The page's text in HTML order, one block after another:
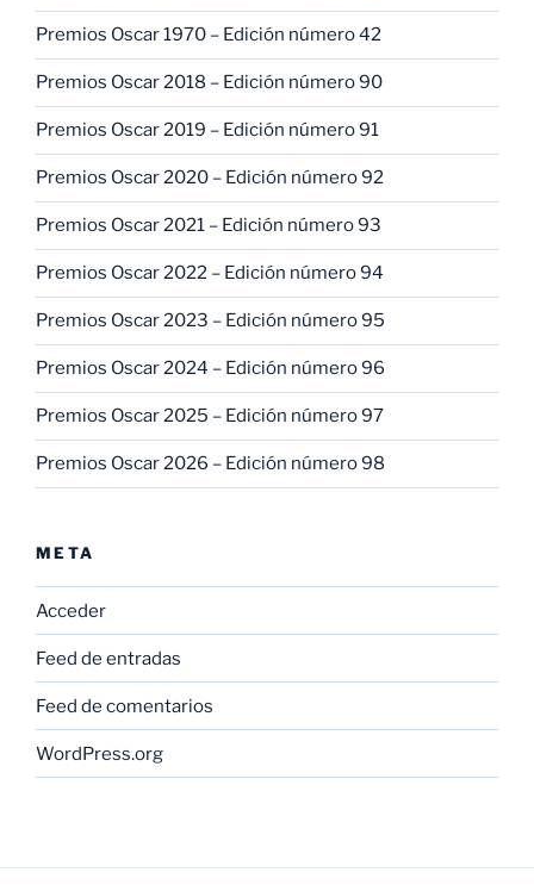
Premios Oscar 1970 – Edición número 42
Premios Oscar 2018 – Edición número 90
Premios Oscar 2019 – Edición número 91
Premios Oscar 2020 – Edición número 92
Premios Oscar 2021 – Edición número 93
Premios Oscar 2022 – Edición número 94
Premios Oscar 2023 – Edición número 95
Premios Oscar 2024 – Edición número 96
Premios Oscar 2025 – Edición número 97
Premios Oscar 2026 – Edición número 98
META
Acceder
Feed de entradas
Feed de comentarios
WordPress.org